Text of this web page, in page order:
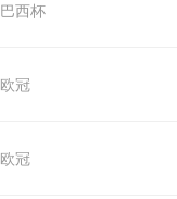
巴西杯
欧冠
欧冠